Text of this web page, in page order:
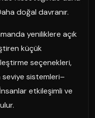
doğal davranır.
yeniliklere açık
küçük
seçenekleri,
sistemleri–
etkileşimli ve